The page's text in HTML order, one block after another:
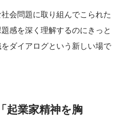
会問題に取り組んでこられた
感を深く理解するのにきっと
ダイアログという新しい場で
起業家精神を胸